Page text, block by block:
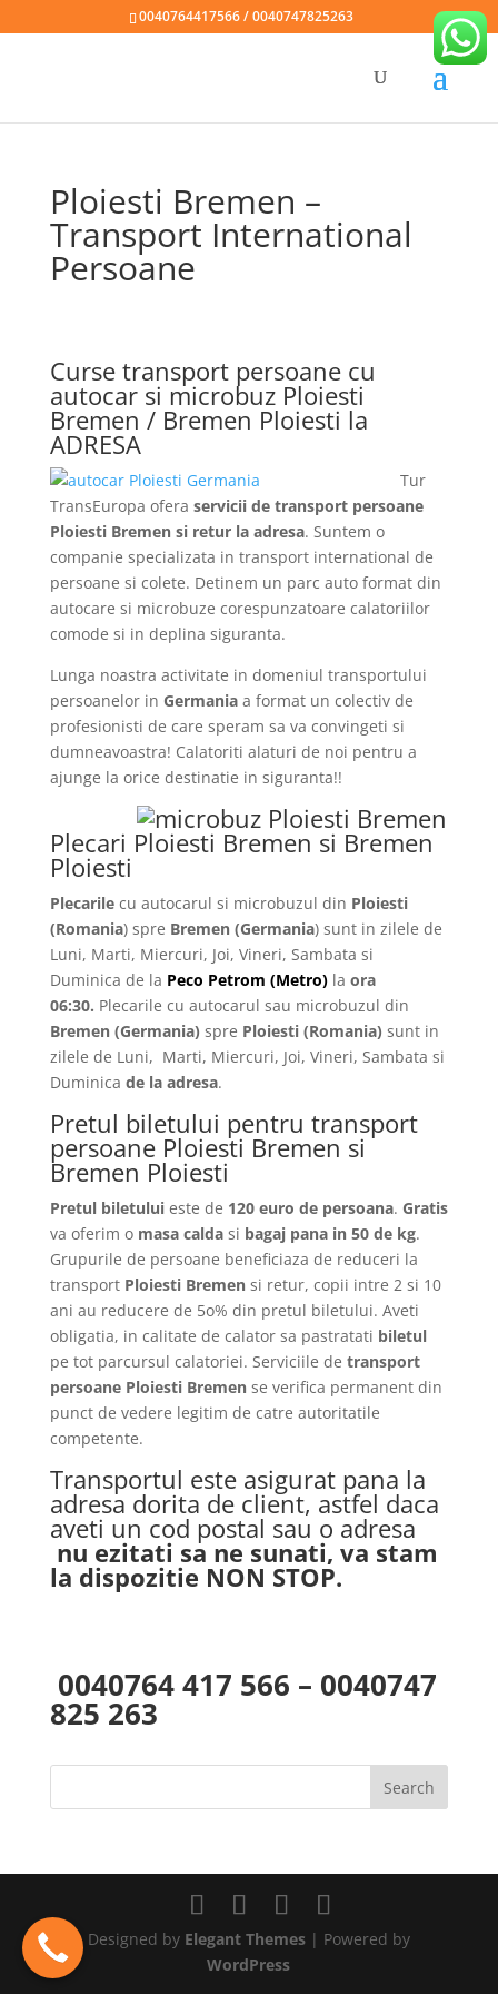
0040764417566 / 0040747825263
Ploiesti Bremen –
Transport International
Persoane
Curse transport persoane cu
autocar si microbuz Ploiesti
Bremen / Bremen Ploiesti la
ADRESA
Tur
TransEuropa ofera servicii de transport persoane
Ploiesti Bremen si retur la adresa. Suntem o
companie specializata in transport international de
persoane si colete. Detinem un parc auto format din
autocare si microbuze corespunzatoare calatoriilor
comode si in deplina siguranta.
Lunga noastra activitate in domeniul transportului
persoanelor in Germaniaa format un colectiv de
profesionisti de care speram sa va convingeti si
dumneavoastra! Calatoriti alaturi de noi pentru a
ajunge la orice destinatie in siguranta!!
Plecari Ploiesti Bremen si Bremen
Ploiesti
Plecarilecu autocarul si microbuzul din Ploiesti
(Romania) spre Bremen (Germania) sunt in zilele de
Luni, Marti, Miercuri, Joi, Vineri, Sambata si
Duminica de la Peco Petrom (Metro)la ora
06:30. Plecarile cu autocarul sau microbuzul din
Bremen (Germania) spre Ploiesti (Romania) sunt in
zilele de Luni, Marti, Miercuri, Joi, Vineri, Sambata si
Duminica de la adresa.
Pretul biletului pentru transport
persoane Ploiesti Bremen si
Bremen Ploiesti
Pretul biletuluieste de 120 euro de persoana. Gratis
va oferim o masa caldasi bagaj pana in 50 de kg.
Grupurile de persoane beneficiaza de reduceri la
transport Ploiesti Bremensi retur, copii intre 2 si 10
ani au reducere de 5o% din pretul biletului. Aveti
obligatia, in calitate de calator sa pastratati biletul
pe tot parcursul calatoriei. Serviciile de transport
persoane Ploiesti Bremen se verifica permanent din
punct de vedere legitim de catre autoritatile
competente.
Transportul este asigurat pana la
adresa dorita de client, astfel daca
aveti un cod postal sau o adresa
nu ezitati sa ne sunati, va stam
la dispozitie NON STOP.
0040764 417 566 – 0040747
825 263
Designed by Elegant Themes| Powered by
WordPress